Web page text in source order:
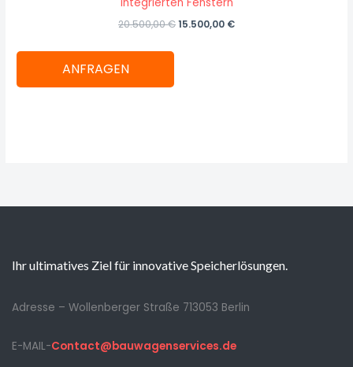
20.500,00€15.500,00 €
ANFRAGEN
Ihr ultimatives Ziel für innovative Speicherlösungen.
Adresse – Wollenberger Straße 713053 Berlin
E-MAIL-Contact@bauwagenservices.de